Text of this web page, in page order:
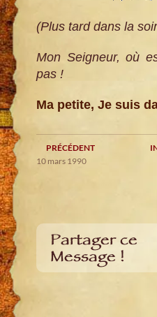
(Plus tard dans la
Mon Seigneur, où
pas !
Ma petite, Je suis
PRÉCÉDENT
10 mars 1990
Partager ce
Message !